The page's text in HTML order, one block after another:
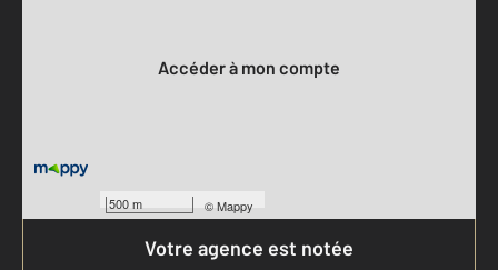
500 m ©Mappy
Accéder à mon compte
Votre agence est notée